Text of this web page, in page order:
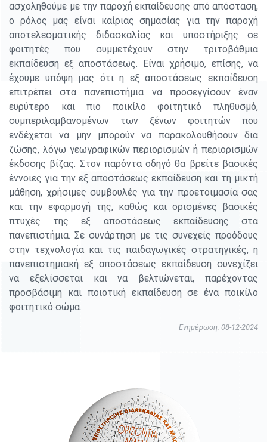
ασχοληθούμε με την παροχή εκπαίδευσης από απόσταση,
ο ρόλος μας είναι καίριας σημασίας για την παροχή
αποτελεσματικής διδασκαλίας και υποστήριξης σε
φοιτητές που συμμετέχουν στην τριτοβάθμια
εκπαίδευση εξ αποστάσεως. Είναι χρήσιμο, επίσης, να
έχουμε υπόψη μας ότι η εξ αποστάσεως εκπαίδευση
επιτρέπει στα πανεπιστήμια να προσεγγίσουν έναν
ευρύτερο και πιο ποικίλο φοιτητικό πληθυσμό,
συμπεριλαμβανομένων των ξένων φοιτητών που
ενδέχεται να μην μπορούν να παρακολουθήσουν δια
ζώσης, λόγω γεωγραφικών περιορισμών ή περιορισμών
έκδοσης βίζας. Στον παρόντα οδηγό θα βρείτε βασικές
έννοιες για την εξ αποστάσεως εκπαίδευση και τη μικτή
μάθηση, χρήσιμες συμβουλές για την προετοιμασία σας
και την εφαρμογή της, καθώς και ορισμένες βασικές
πτυχές της εξ αποστάσεως εκπαίδευσης στα
πανεπιστήμια. Σε συνάρτηση με τις συνεχείς προόδους
στην τεχνολογία και τις παιδαγωγικές στρατηγικές, η
πανεπιστημιακή εξ αποστάσεως εκπαίδευση συνεχίζει
να εξελίσσεται και να βελτιώνεται, παρέχοντας
προσβάσιμη και ποιοτική εκπαίδευση σε ένα ποικίλο
φοιτητικό σώμα.
Ενημέρωση: 08-12-2024